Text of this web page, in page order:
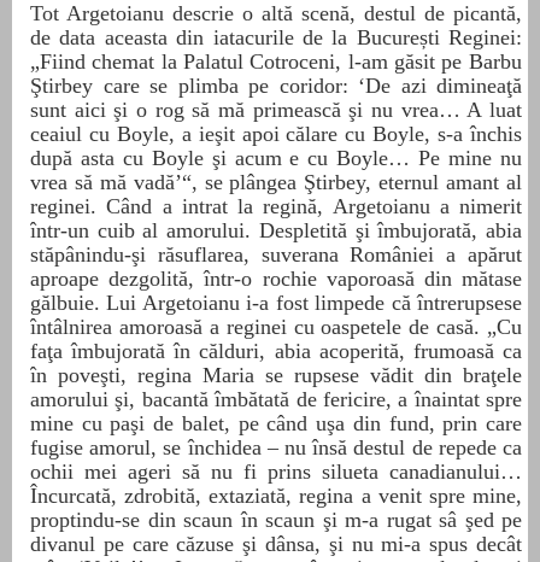
Tot Argetoianu descrie o altă scenă, destul de picantă,
de data aceasta din iatacurile de la BucureștiReginei:
„Fiind chemat la Palatul Cotroceni, l-am găsit pe Barbu
Ştirbey care se plimba pe coridor: ‘De azi dimineaţă
sunt aici şi o rog să mă primească şi nu vrea… A luat
ceaiul cu Boyle, a ieşit apoi călare cu Boyle, s-a închis
după asta cu Boyle şi acum e cu Boyle… Pe mine nu
vrea să mă vadă’“, se plângea Ştirbey, eternul amant al
reginei. Când a intrat la regină, Argetoianu a nimerit
într-un cuib al amorului. Despletită şi îmbujorată, abia
stăpânindu-şi răsuflarea, suverana României a apărut
aproape dezgolită, într-o rochie vaporoasă din mătase
gălbuie. Lui Argetoianu i-a fost limpede că întrerupsese
întâlnirea amoroasă a reginei cu oaspetele de casă. „Cu
faţa îmbujorată în călduri, abia acoperită, frumoasă ca
în poveşti, regina Maria se rupsese vădit din braţele
amorului şi, bacantă îmbătată de fericire, a înaintat spre
mine cu paşi de balet, pe când uşa din fund, prin care
fugise amorul, se închidea – nu însă destul de repede ca
ochii mei ageri să nu fi prins silueta canadianului…
Încurcată, zdrobită, extaziată, regina a venit spre mine,
proptindu-se din scaun în scaun şi m-a rugat sâ şed pe
divanul pe care căzuse şi dânsa, şi nu mi-a spus decât